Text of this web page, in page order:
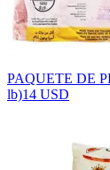
PAQUETE DE
lb)14 USD